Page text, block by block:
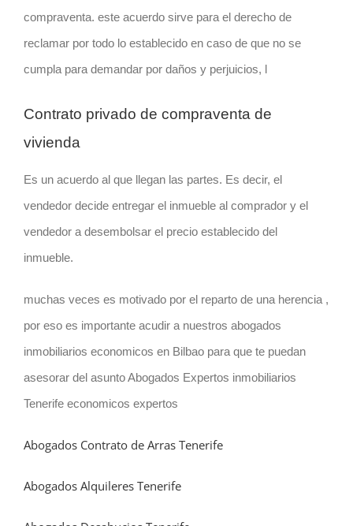
compraventa. este acuerdo sirve para el derecho de
reclamar por todo lo establecido en caso de que no se
cumpla para demandar por daños y perjuicios, l
Contrato privado de compraventa de
vivienda
Es un acuerdo al que llegan las partes. Es decir, el
vendedor decide entregar el inmueble al comprador y el
vendedor a desembolsar el precio establecido del
inmueble.
muchas veces es motivado por el reparto de una herencia ,
por eso es importante acudir a nuestros abogados
inmobiliarios economicos en Bilbao para que te puedan
asesorar del asunto Abogados Expertos inmobiliarios
Tenerife economicos expertos
Abogados Contrato de Arras Tenerife
Abogados Alquileres Tenerife